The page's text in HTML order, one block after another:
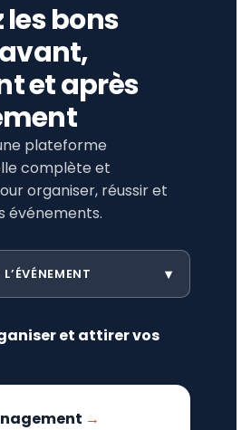
bons
et après
plateforme
complète et
organiser, réussir et
événements.
et attirer vos